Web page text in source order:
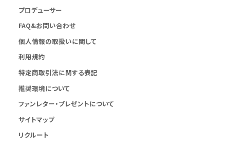
プロデューサー
FAQ&お問い合わせ
個人情報の取扱いに関して
利用規約
特定商取引法に関する表記
推奨環境について
ファンレター・プレゼントについて
サイトマップ
リクルート